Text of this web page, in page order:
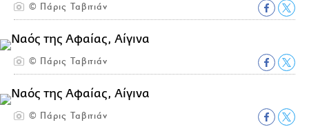
© Πάρις Ταβιτιάν
© Πάρις Ταβιτιάν
© Πάρις Ταβιτιάν